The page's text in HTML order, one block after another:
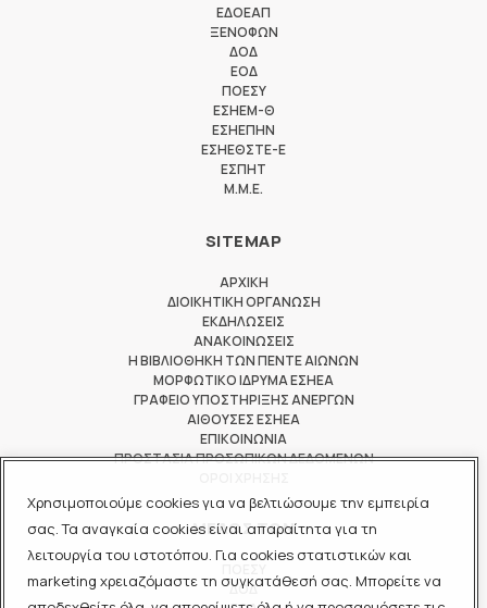
Χρησιμοποιούμε cookies για να βελτιώσουμε την εμπειρία
σας. Τα αναγκαία cookies είναι απαραίτητα για τη
λειτουργία του ιστοτόπου. Για cookies στατιστικών και
marketing χρειαζόμαστε τη συγκατάθεσή σας. Μπορείτε να
ΕΔΟΕΑΠ
ΞΕΝΟΦΩΝ
ΔΟΔ
ΕΟΔ
ΠΟΕΣΥ
ΕΣΗΕΜ-Θ
ΕΣΗΕΠΗΝ
ΕΣΗΕΘΣΤΕ-Ε
ΕΣΠΗΤ
M.M.E.
SITEMAP
ΑΡΧΙΚΗ
ΔΙΟΙΚΗΤΙΚΗ ΟΡΓΑΝΩΣΗ
ΕΚΔΗΛΩΣΕΙΣ
ΑΝΑΚΟΙΝΩΣΕΙΣ
Η ΒΙΒΛΙΟΘΗΚΗ ΤΩΝ ΠΕΝΤΕ ΑΙΩΝΩΝ
ΜΟΡΦΩΤΙΚΟ ΙΔΡΥΜΑ ΕΣΗΕΑ
ΓΡΑΦΕΙΟ ΥΠΟΣΤΗΡΙΞΗΣ ΑΝΕΡΓΩΝ
ΑΙΘΟΥΣΕΣ ΕΣΗΕΑ
ΕΠΙΚΟΙΝΩΝΙΑ
ΠΡΟΣΤΑΣΙΑ ΠΡΟΣΩΠΙΚΩΝ ΔΕΔΟΜΕΝΩΝ
ΜΕΛΟΣ ΤΩΝ
ΔΟΔ